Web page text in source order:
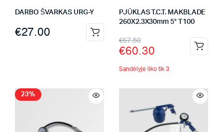
DARBO ŠVARKAS URG-Y
€27.00
PJŪKLAS T.C.T. MAKBLADE
260X2.3X30mm 5° T100
€67.50
€60.30
Sandėlyje liko tik 3
23%